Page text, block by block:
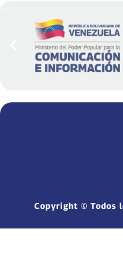
Copyright © Todos